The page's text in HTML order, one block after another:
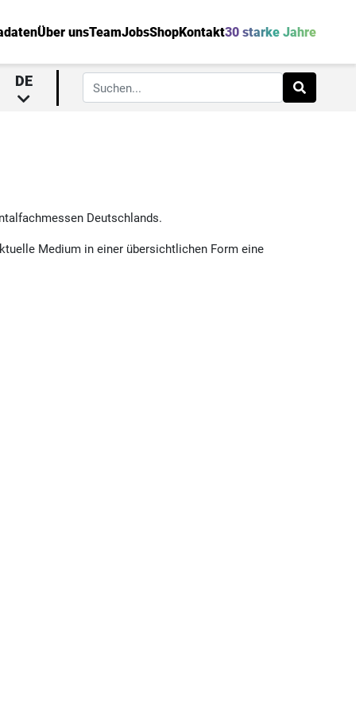
Über unsTeamJobsShopKontakt30 starke Jahre
DE
Deutschlands.
Medium in einer übersichtlichen Form eine